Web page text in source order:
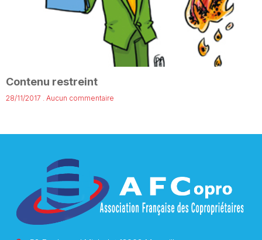
Contenu restreint
28/11/2017 Aucun commentaire